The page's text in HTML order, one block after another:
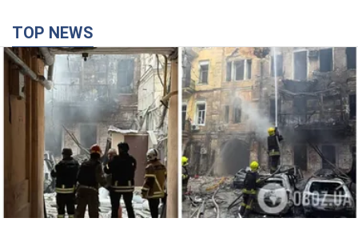
TOP NEWS